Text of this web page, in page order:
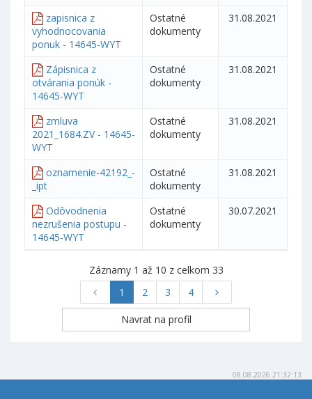
zapisnica z
vyhodnocovania
ponuk - 14645-WYT
Ostatné
dokumenty
31.08.2021
Zápisnica z
otvárania ponúk -
14645-WYT
Ostatné
dokumenty
31.08.2021
zmluva
2021_1684.ZV - 14645-
WYT
Ostatné
dokumenty
31.08.2021
oznamenie-42192_-
_ipt
Ostatné
dokumenty
31.08.2021
Odôvodnenia
nezrušenia postupu -
14645-WYT
Ostatné
dokumenty
30.07.2021
Záznamy 1 až 10 z celkom 33
1
2 3 4
08.08.2026 21:32:13